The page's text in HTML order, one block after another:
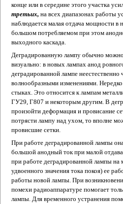
конце или в середине этого участка
третьих, на всех диапазонах работы
наблюдается малая отдача мощности в
большом потребляемом при этом
выходного каскада.
Деградированную лампу обычно
визуально: в новых лампах анод
деградированной лампе неестественно
волнообразными изменениями.
стыках. Это относится к лампам
ГУ29, Г807 и некоторым другим. В
произойти деформация и провисание
потрясти лампу над ухом, то вполне
провисшие сетки.
При работе деградированной лампы
большой анодный ток при малой
при работе деградированной лампы на
удвоенного значения тока покоя) ее
работы новой лампы. При
помехи радиоаппаратуре помогает
лампы. Для временного устранения